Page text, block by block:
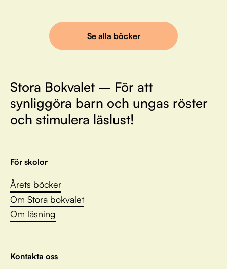
Se alla böcker
Stora Bokvalet – För att
synliggöra barn och ungas röster
och stimulera läslust!
För skolor
Årets böcker
Om Stora bokvalet
Om läsning
Kontakta oss